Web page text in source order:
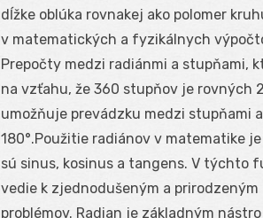
dĺžke oblúka rovnakej ako polomer
v matematických a fyzikálnych
Prepočty medzi radiánmi a stupňami,
na vzťahu, že 360 stupňov je rovných
umožňuje prevádzku medzi stupňami
180°.Použitie radiánov v matematike
sú sinus, kosinus a tangens. V týchto
vedie k zjednodušeným a
problémov. Radian je základným